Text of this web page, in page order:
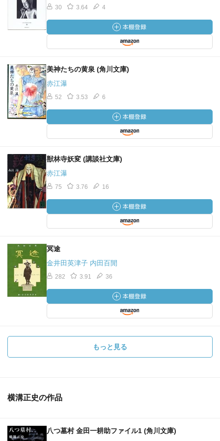
30 3.64 4
美神たちの黄泉 (角川文庫)
赤江瀑
52 3.53 6
獣林寺妖変 (講談社文庫)
赤江瀑
75 3.76 16
冥途
金井田英津子 内田百閒
282 3.91 36
もっと見る
横溝正史の作品
八つ墓村 金田一耕助ファイル1 (角川文庫)